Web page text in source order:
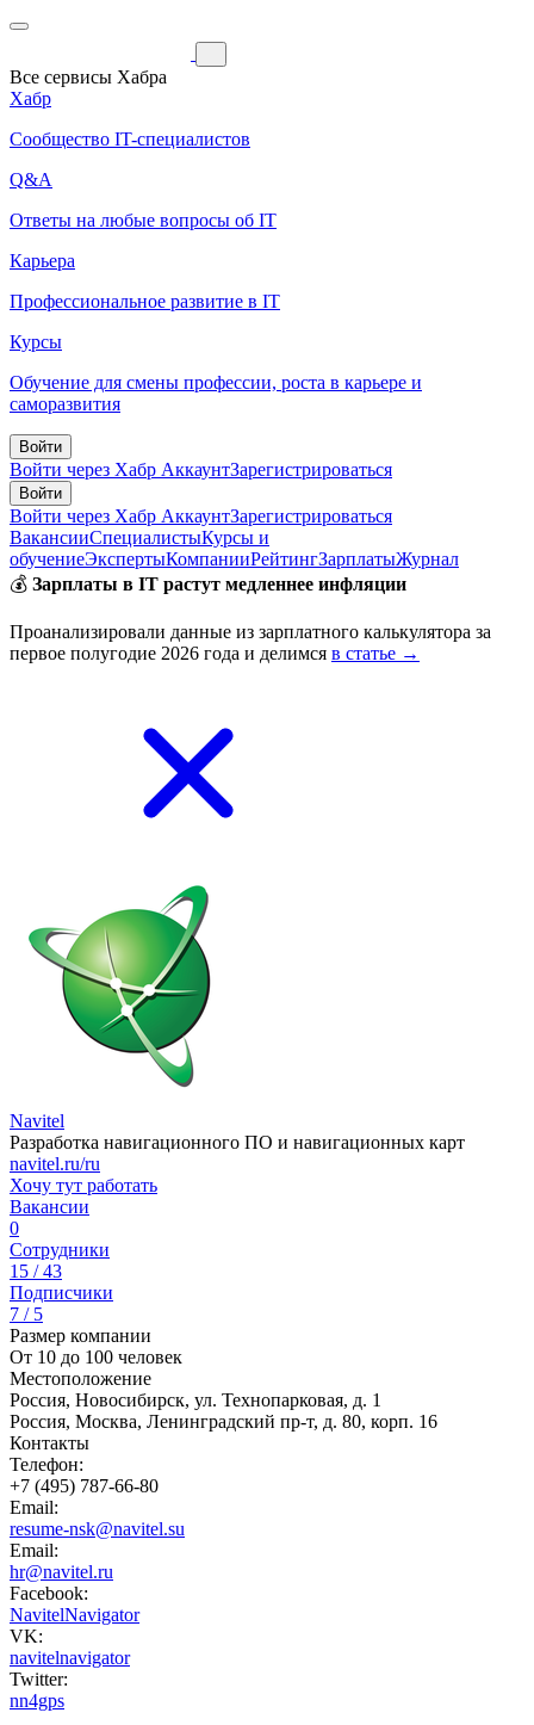
Все сервисы Хабра
Хабр
Сообщество IT-специалистов
Q&A
Ответы на любые вопросы об IT
Карьера
Профессиональное развитие в IT
Курсы
Обучение для смены профессии, роста в карьере и
саморазвития
Войти
Войти через Хабр АккаунтЗарегистрироваться
Войти
Войти через Хабр АккаунтЗарегистрироваться
ВакансииСпециалистыКурсы и
обучениеЭкспертыКомпанииРейтингЗарплатыЖурнал
💰 Зарплаты в IT растут медленнее инфляции
Проанализировали данные из зарплатного калькулятора за
первое полугодие 2026 года и делимся в статье →
Navitel
Разработка навигационного ПО и навигационных карт
navitel.ru/ru
Хочу тут работать
Вакансии
0
Сотрудники
15 / 43
Подписчики
7 / 5
Размер компании
От 10 до 100 человек
Местоположение
Россия, Новосибирск, ул. Технопарковая, д. 1
Россия, Москва, Ленинградский пр-т, д. 80, корп. 16
Контакты
Телефон:
+7 (495) 787-66-80
Email:
resume-nsk@navitel.su
Email:
hr@navitel.ru
Facebook:
NavitelNavigator
VK:
navitelnavigator
Twitter:
nn4gps